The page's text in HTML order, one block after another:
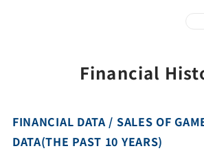
Financial
FINANCIAL DATA / SALES OF
DATA(THE PAST 10 YEARS)